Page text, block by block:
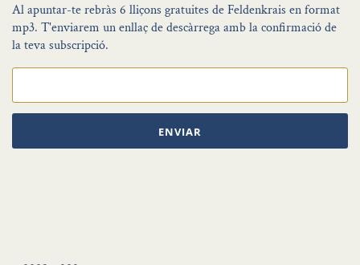
Al apuntar-te rebràs 6 lliçons gratuites de Feldenkrais en format
mp3. T'enviarem un enllaç de descàrrega amb la confirmació de
la teva subscripció.
ENVIAR